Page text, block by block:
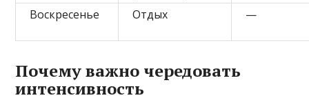
Воскресенье Отдых —
Почему важно чередовать
интенсивность